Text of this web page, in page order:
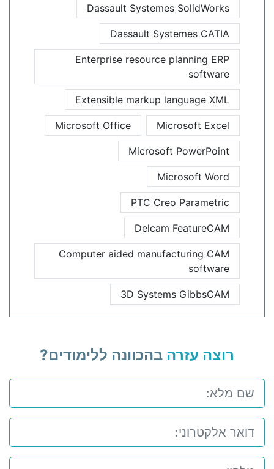
Dassault Systemes SolidWorks
Dassault Systemes CATIA
Enterprise resource planning ERP
software
Extensible markup language XML
Microsoft Excel
Microsoft Office
Microsoft PowerPoint
Microsoft Word
PTC Creo Parametric
Delcam FeatureCAM
Computer aided manufacturing CAM
software
3D Systems GibbsCAM
רוצה עזרה בהכוונה ללימודים?